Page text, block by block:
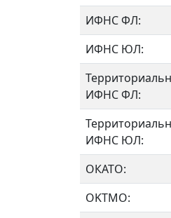
ИФНС ФЛ:
ИФНС ЮЛ:
ИФНС ФЛ:
ИФНС ЮЛ:
ОКАТО:
OKTMO: